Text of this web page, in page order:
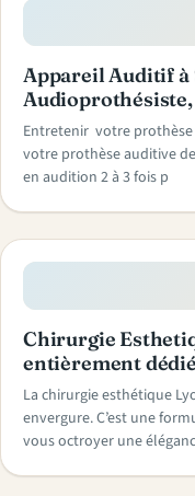
Appareil Auditif à
Entretenir votre
votre prothèse auditive
en audition 2 à 3 fois p
Chirurgie
entièrement
La chirurgie esthétique
envergure. C’est une
vous octroyer une